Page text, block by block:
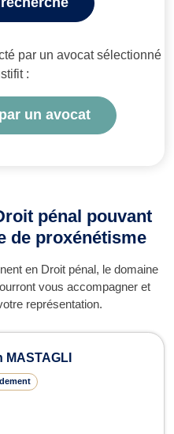
par un avocat sélectionné
:
un avocat
pénal pouvant
de proxénétisme
en Droit pénal, le domaine
vous accompagner et
représentation.
MASTAGLI